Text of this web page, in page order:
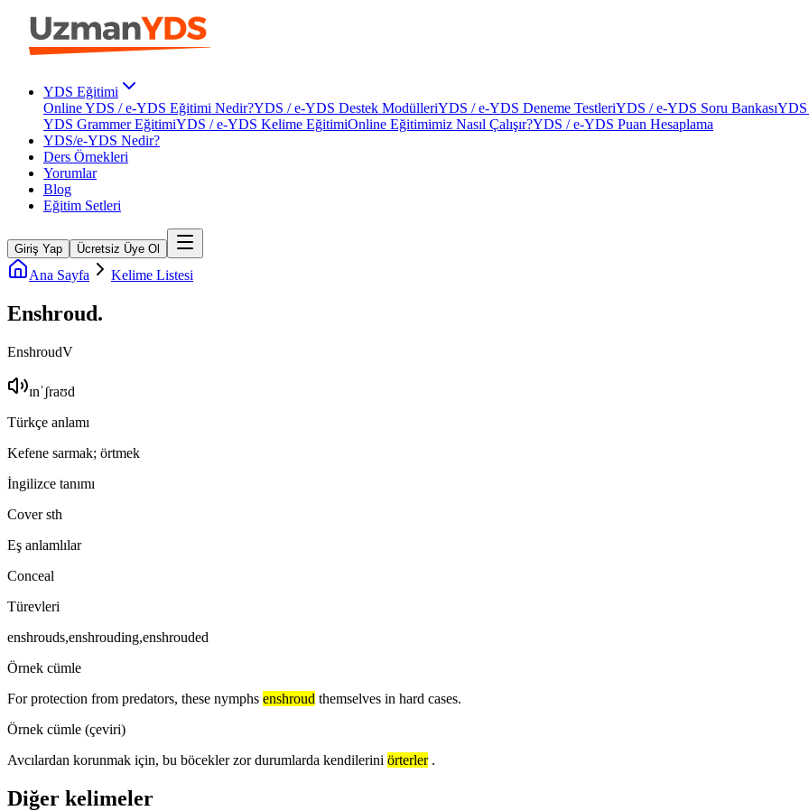
YDS Eğitimi
Online YDS / e-YDS Eğitimi Nedir?YDS / e-YDS Destek ModülleriYDS / e-YDS Deneme TestleriYDS / e-YDS Soru BankasıYDS
YDS Grammer EğitimiYDS / e-YDS Kelime EğitimiOnline Eğitimimiz Nasıl Çalışır?YDS / e-YDS Puan Hesaplama
YDS/e-YDS Nedir?
Ders Örnekleri
Yorumlar
Blog
Eğitim Setleri
Giriş Yap Ücretsiz Üye Ol
Ana Sayfa Kelime Listesi
Enshroud.
EnshroudV
ɪnˈʃraʊd
Türkçe anlamı
Kefene sarmak; örtmek
İngilizce tanımı
Cover sth
Eş anlamlılar
Conceal
Türevleri
enshrouds,enshrouding,enshrouded
Örnek cümle
For protection from predators, these nymphs enshroud themselves in hard cases.
Örnek cümle (çeviri)
Avcılardan korunmak için, bu böcekler zor durumlarda kendilerini örterler .
Diğer kelimeler